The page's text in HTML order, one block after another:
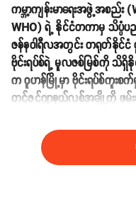
ကမ္ဘာ့ကျန်းမာရေးအဖွဲ့အစည်း
WHO) ရဲ့ နိုင်ငံတကာမှ သိပ္ပံ
ဇန်နဝါရီလအတွင်း တရုတ်နိုင်ငံ
ဗိုင်းရပ်စ်ရဲ့ မူလဇစ်မြစ်ကို သိရှိ
က ဝူဟန်မြို့မှာ ဗိုင်းရပ်စ်ကူးစ
တင်ဇင်ဂျာနယ်လစ်အချို့ကို ဖမ်